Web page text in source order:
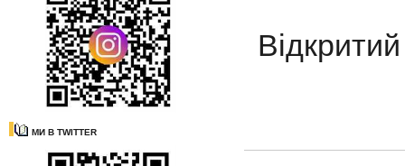
МИ В TWITTER